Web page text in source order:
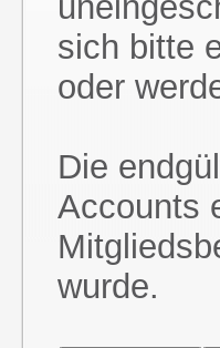
sich bitte
oder
Die
Accounts
wurde.